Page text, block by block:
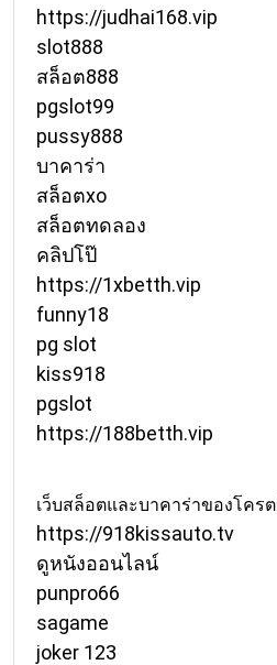
https://judhai168.vip
slot888
สล็อต888
pgslot99
pussy888
บาคาร่า
สล็อตxo
สล็อตทดลอง
คลิปโป๊
https://1xbetth.vip
funny18
pg slot
kiss918
pgslot
https://188betth.vip
เว็บสล็อตและบาคาร่าของโคร
https://918kissauto.tv
ดูหนังออนไลน์
punpro66
sagame
joker 123